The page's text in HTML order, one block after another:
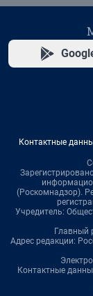
Контактные
(Роскомнадзор).
Учредитель:
Главный
Адрес редакции:
Контактные